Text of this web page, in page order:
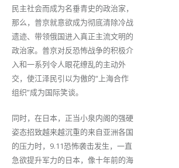
民主社会而成为名垂青史的政治家，
那么，普京就意欲成为彻底清除冷战
遗迹、带领俄国进入真正主流文明的
政治家。普京对反恐怖战争的积极介
入和一系列令人眼花缭乱的主动外
交，使江泽民引以为傲的“上海合作
组织”成为国际笑谈。
同时，在日本，正当小泉内阁的强硬
姿态招致越来越沉重的来自亚洲各国
的压力时，9.11恐怖袭击发生，一直
急欲提升军力的日本，像十年前的海